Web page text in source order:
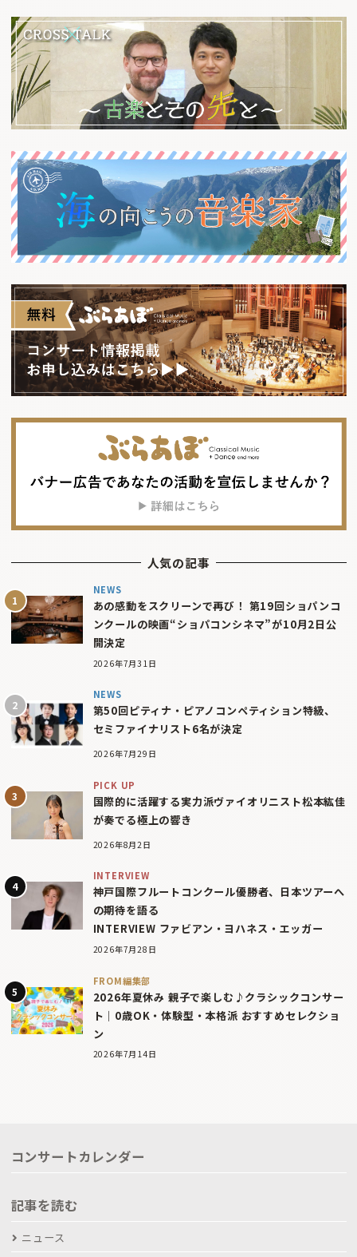
人気の記事
NEWS
あの感動をスクリーンで再び！ 第19回ショパンコ
ンクールの映画“ショパコンシネマ”が10月2日公
開決定
2026年7月31日
NEWS
第50回ピティナ・ピアノコンペティション特級、
セミファイナリスト6名が決定
2026年7月29日
PICK UP
国際的に活躍する実力派ヴァイオリニスト松本紘佳
が奏でる極上の響き
2026年8月2日
INTERVIEW
神戸国際フルートコンクール優勝者、日本ツアーへ
の期待を語る
INTERVIEW ファビアン・ヨハネス・エッガー
2026年7月28日
FROM編集部
2026年夏休み 親子で楽しむ♪クラシックコンサー
ト｜0歳OK・体験型・本格派 おすすめセレクショ
ン
2026年7月14日
コンサートカレンダー
記事を読む
ニュース